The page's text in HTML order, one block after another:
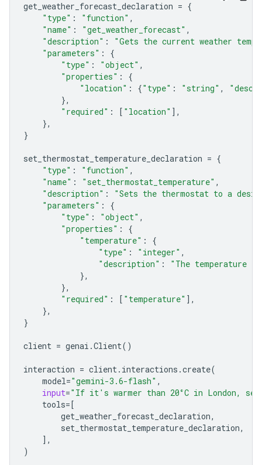
get_weather_forecast_declaration = {
"type" : "function" ,
"name" : "get_weather_forecast" ,
"description" :
"Gets the current weather
"parameters" :
{
"type" : "object" ,
"properties" :
{
"location" : {"type" : "string" ,
},
"required" : [ "location" ],
},
}
set_thermostat_temperature_declaration = {
"type" : "function" ,
"name" : "set_thermostat_temperature" ,
"description" :
"Sets the thermostat to a
"parameters" :
{
"type" : "object" ,
"properties" :
{
"temperature" :
{
"type" : "integer" ,
"description" :
"The temperature
},
},
"required" : [ "temperature" ],
},
}
client = genai .Client()
interaction = client. interactions .create(
model="gemini-3.6-flash" ,
input="If it's warmer than 20°C in London,
tools= [
get_weather_forecast_declaration,
set_thermostat_temperature_declaration,
],
)